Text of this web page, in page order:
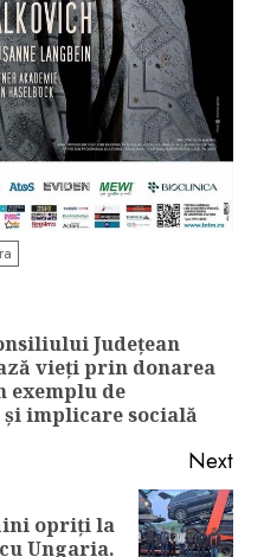
Județean
vieți prin donarea
exemplu de
implicare socială
Next
opriţi la
Ungaria.